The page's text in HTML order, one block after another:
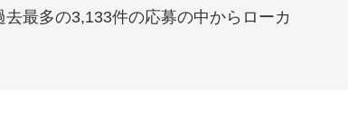
去最多の3,133件の応募の中からローカ